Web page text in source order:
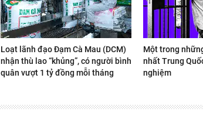
Loạt lãnh đạo Đạm Cà Mau (DCM)
nhận thù lao “khủng”, có người bình
quân vượt 1 tỷ đồng mỗi tháng
Một trong
nhất Trung
nghiệm